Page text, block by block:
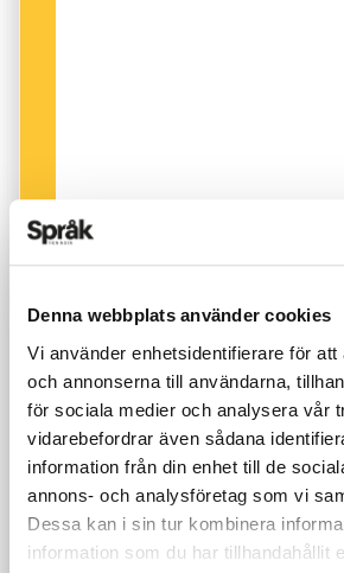
Denna webbplats använder cookies
Vi använder enhetsidentifierare för att
och annonserna till användarna,
för sociala medier och analysera vår
vidarebefordrar även sådana
information från din enhet till de
annons- och analysföretag som vi
Dessa kan i sin tur kombinera
information som du har tillhandahållit